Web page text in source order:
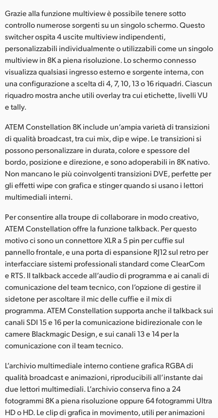
Grazie alla funzione multiview è possibile tenere sotto
controllo numerose sorgenti su un singolo schermo. Questo
switcher ospita 4 uscite multiview indipendenti,
personalizzabili individualmente o utilizzabili come un singolo
multiview in 8K a piena risoluzione. Lo schermo connesso
visualizza qualsiasi ingresso esterno e sorgente interna, con
una configurazione a scelta di 4, 7, 10, 13 o 16 riquadri. Ciascun
riquadro mostra anche utili overlay tra cui etichette, livelli VU
e tally.
ATEM Constellation 8K include un’ampia varietà di transizioni
di qualità broadcast, tra cui mix, dip e wipe. Le transizioni si
possono personalizzare in durata, colore e spessore del
bordo, posizione e direzione, e sono adoperabili in 8K nativo.
Non mancano le più coinvolgenti transizioni DVE, perfette per
gli effetti wipe con grafica e stinger quando si usano i lettori
multimediali interni.
Per consentire alla troupe di collaborare in modo creativo,
ATEM Constellation offre la funzione talkback. Per questo
motivo ci sono un connettore XLR a 5 pin per cuffie sul
pannello frontale, e una porta di espansione RJ12 sul retro per
interfacciare sistemi professionali standard come ClearCom
e RTS. Il talkback accede all’audio di programma e ai canali di
comunicazione del team tecnico, con l’opzione di gestire il
sidetone per ascoltare il mic delle cuffie e il mix di
programma. ATEM Constellation supporta anche il talkback sui
canali SDI 15 e 16 per la comunicazione bidirezionale con le
camere Blackmagic Design, e sui canali 13 e 14 per la
comunicazione con il team tecnico.
L’archivio multimediale interno contiene grafica RGBA di
qualità broadcast e animazioni, riproducibili all’instante dai
due lettori multimediali. L’archivio conserva fino a 24
fotogrammi 8K a piena risoluzione oppure 64 fotogrammi Ultra
HD o HD. Le clip di grafica in movimento, utili per animazioni